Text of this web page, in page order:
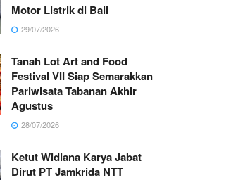
Motor Listrik di Bali
29/07/2026
Tanah Lot Art and Food
Festival VII Siap Semarakkan
Pariwisata Tabanan Akhir
Agustus
28/07/2026
Ketut Widiana Karya Jabat
Dirut PT Jamkrida NTT